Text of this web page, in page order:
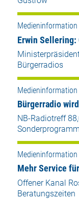
Erwin Sellering:
Bürgerradios
Bürgerradio
NB-Radiotreff
Sonderprogramm
Mehr Service
Offener Kanal
Beratungszeiten